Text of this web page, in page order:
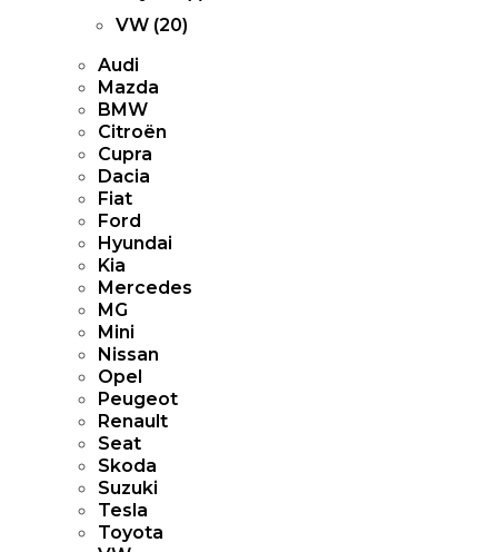
VW (20)
Audi
Mazda
BMW
Citroën
Cupra
Dacia
Fiat
Ford
Hyundai
Kia
Mercedes
MG
Mini
Nissan
Opel
Peugeot
Renault
Seat
Skoda
Suzuki
Tesla
Toyota